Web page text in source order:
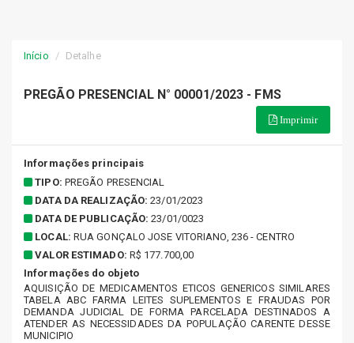
Início Detalhe
PREGÃO PRESENCIAL N° 00001/2023 - FMS
Imprimir
Informações principais
TIPO: PREGÃO PRESENCIAL
DATA DA REALIZAÇÃO: 23/01/2023
DATA DE PUBLICAÇÃO: 23/01/0023
LOCAL: RUA GONÇALO JOSE VITORIANO, 236 - CENTRO
VALOR ESTIMADO: R$ 177.700,00
Informações do objeto
AQUISIÇÃO DE MEDICAMENTOS ETICOS GENERICOS SIMILARES
TABELA ABC FARMA LEITES SUPLEMENTOS E FRAUDAS POR
DEMANDA JUDICIAL DE FORMA PARCELADA DESTINADOS A
ATENDER AS NECESSIDADES DA POPULAÇÃO CARENTE DESSE
MUNICIPIO